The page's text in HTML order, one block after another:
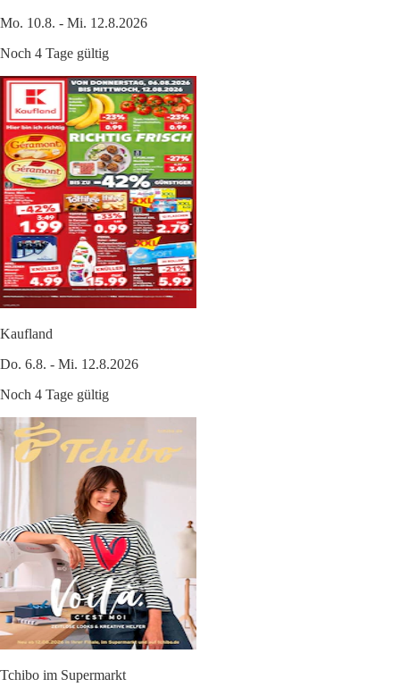
Mo. 10.8. - Mi. 12.8.2026
Noch 4 Tage gültig
Kaufland
Do. 6.8. - Mi. 12.8.2026
Noch 4 Tage gültig
Tchibo im Supermarkt